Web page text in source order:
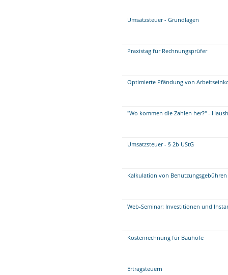
Umsatzsteuer - Grundlagen
Praxistag für Rechnungsprüfer
Optimierte Pfändung von
"Wo kommen die Zahlen her?" -
Umsatzsteuer - § 2b UStG
Kalkulation von
Web-Seminar: Investitionen und
Kostenrechnung für Bauhöfe
Ertragsteuern